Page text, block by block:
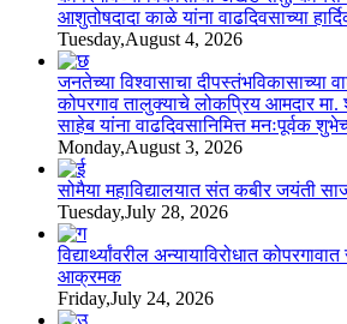
आशुतोषदादा काळे यांना वाढदिवसाच्या
Tuesday,August 4, 2026
जनतेच्या विश्वासाचा दीपस्तंभविकासाच्या
कोपरगाव तालुक्याचे लोकप्रिय आमदार
साहेब यांना वाढदिवसानिमित्त मनःपूर्वक
Monday,August 3, 2026
सोमैया महाविद्यालयात संत कबीर जयंती
Tuesday,July 28, 2026
विद्यार्थ्यांवरील अन्यायाविरोधात
आक्रमक
Friday,July 24, 2026